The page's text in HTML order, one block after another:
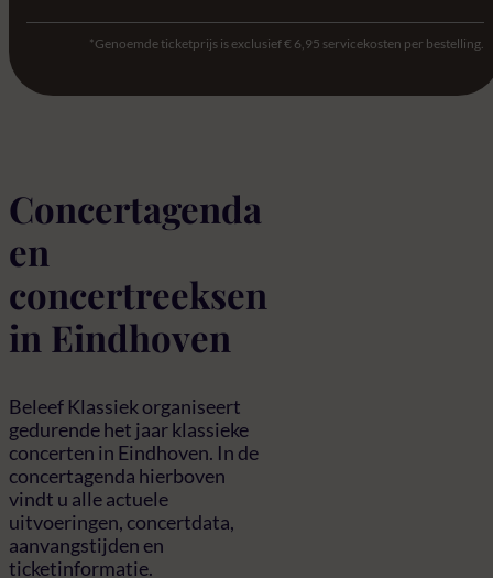
*Genoemde ticketprijs is exclusief € 6,95 servicekosten per bestelling.
Concertagenda
en
concertreeksen
in Eindhoven
Beleef Klassiek organiseert
gedurende het jaar klassieke
concerten in Eindhoven. In de
concertagenda hierboven
vindt u alle actuele
uitvoeringen, concertdata,
aanvangstijden en
ticketinformatie.